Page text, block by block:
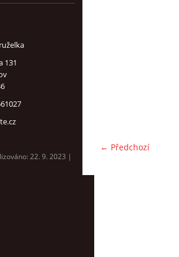
131
22. 9. 2023 |
← Předchozí